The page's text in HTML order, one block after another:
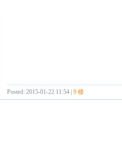
Posted: 2015-01-22 11:54 | 9 楼